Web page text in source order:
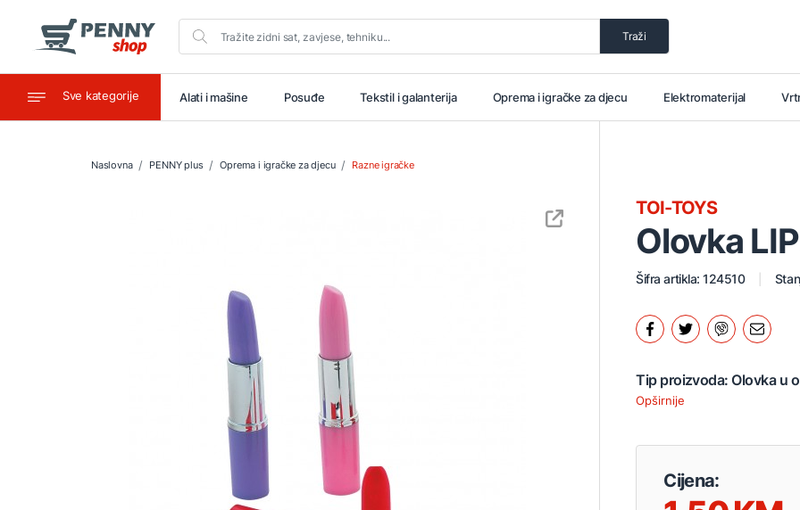
Traži
Sve kategorije
Ugostiteljstvo Alati i mašine Posuđe Tekstil i galanterija Oprema i igračke za djecu Elektromaterijal
Naslovna PENNY plus Oprema i igračke za djecu Razne igračke
Olovka
TOI-TOYS
Šifra artikla: 124510
Tip proizvoda: Olovka u
Opširnije
Cijena: